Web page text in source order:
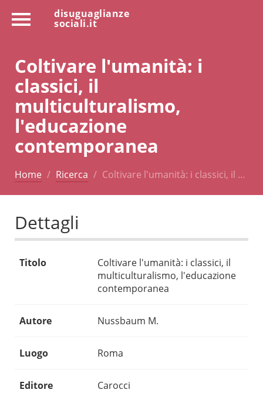
disuguaglianze
sociali.it
Coltivare l'umanità: i
classici, il
multiculturalismo,
l'educazione
contemporanea
Home Ricerca Coltivare l'umanità: i classici, il …
Dettagli
Titolo
Coltivare l'umanità: i classici, il
multiculturalismo, l'educazione
contemporanea
Autore Nussbaum M.
Luogo Roma
Editore Carocci